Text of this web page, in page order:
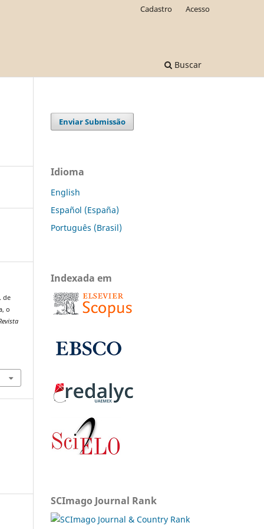
Buscar
Cadastro Acesso
de
o
Enviar Submissão
Idioma
English
Español (España)
Português (Brasil)
Indexada em
SCImago Journal Rank